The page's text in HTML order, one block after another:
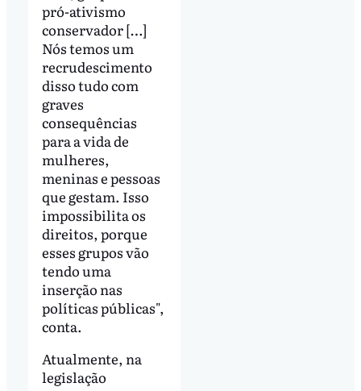
pró-ativismo
conservador […]
Nós temos um
recrudescimento
disso tudo com
graves
consequências
para a vida de
mulheres,
meninas e pessoas
que gestam. Isso
impossibilita os
direitos, porque
esses grupos vão
tendo uma
inserção nas
políticas públicas",
conta.
Atualmente, na
legislação